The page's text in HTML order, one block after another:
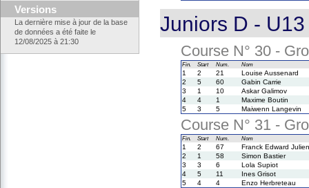
Versions
La dernière mise à jour de la base
de données a été faite le
12/08/2025 à 21:30
Juniors D -
Course N° 30 -
Fin. Start Num. Nom
1 2 21
Louise Aussenard
2
5 60
Gabin Carrie
3
1 10
Askar Galimov
4
4 1
Maxime Boutin
5
3 5 Maiwenn Langevin
Course N° 31 -
Fin. Start Num. Nom
1 2 67
Franck Edward
2
1 58
Simon Bastier
3
3 6
Lola Supiot
4
5 11
Ines Grisot
5
4 4 Enzo Herbreteau